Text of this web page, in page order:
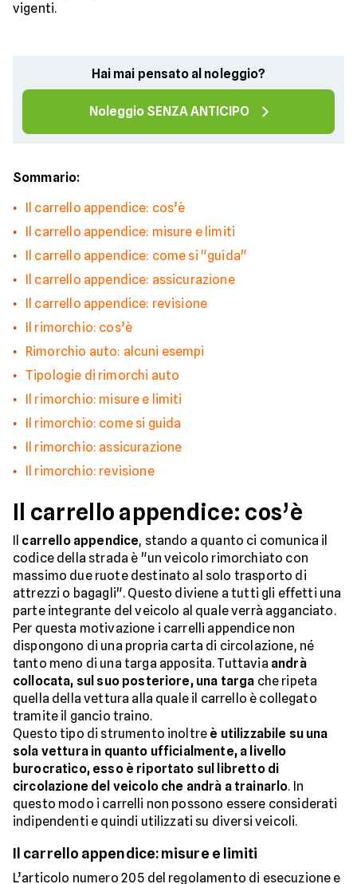
vigenti.
Hai mai pensato al noleggio?
Noleggio SENZA ANTICIPO
Sommario:
Il carrello appendice: cos’è
Il carrello appendice: misure e limiti
Il carrello appendice: come si "guida"
Il carrello appendice: assicurazione
Il carrello appendice: revisione
Il rimorchio: cos’è
Rimorchio auto: alcuni esempi
Tipologie di rimorchi auto
Il rimorchio: misure e limiti
Il rimorchio: come si guida
Il rimorchio: assicurazione
Il rimorchio: revisione
Il carrello appendice: cos’è
carrello appendice, stando a quanto ci comunica il
codice della strada è "un veicolo rimorchiato con
massimo due ruote destinato al solo trasporto di
attrezzi o bagagli". Questo diviene a tutti gli effetti una
parte integrante del veicolo al quale verrà agganciato.
Per questa motivazione i carrelli appendice non
dispongono di una propria carta di circolazione, né
tanto meno di una targa apposita. Tuttavia andrà
collocata, sul suo posteriore, una targa che ripeta
quella della vettura alla quale il carrello è collegato
tramite il gancio traino.
Questo tipo di strumento inoltre è utilizzabile su una
sola vettura in quanto ufficialmente, a livello
burocratico, esso è riportato sul libretto di
circolazione del veicolo che andrà a trainarlo. In
questo modo i carrelli non possono essere considerati
indipendenti e quindi utilizzati su diversi veicoli.
Il carrello appendice: misure e limiti
L’articolo numero 205 del regolamento di esecuzione e